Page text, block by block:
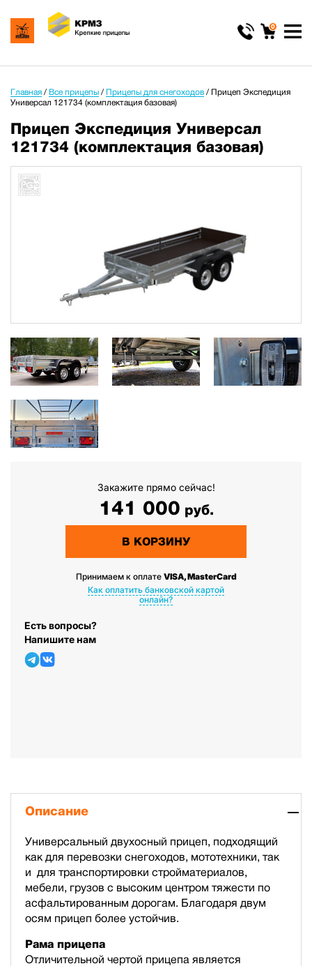
0
Главная / Все прицепы / Прицепы для снегоходов / Прицеп Экспедиция
Универсал 121734 (комплектация базовая)
Прицеп Экспедиция Универсал
121734 (комплектация базовая)
Закажите прямо сейчас!
141 000 руб.
В КОРЗИНУ
Принимаем к оплате VISA, MasterCard
Как оплатить банковской картой
онлайн?
Есть вопросы?
Напишите нам
Описание
Универсальный двухосный прицеп, подходящий
как для перевозки снегоходов, мототехники, так
и для транспортировки стройматериалов,
мебели, грузов с высоким центром тяжести по
асфальтированным дорогам. Благодаря двум
осям прицеп более устойчив.
Рама прицепа
Отличительной чертой прицепа является